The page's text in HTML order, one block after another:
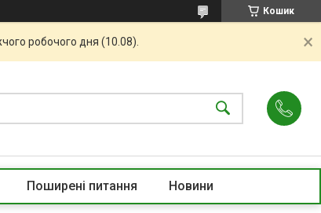
Кошик
робочого дня (10.08).
Поширені питання Новини